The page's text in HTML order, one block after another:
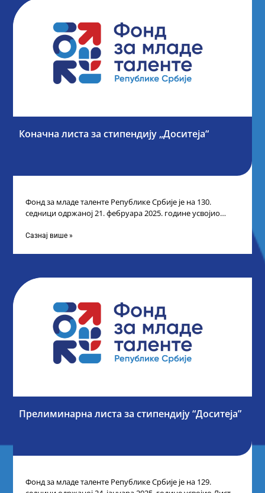
Коначна листа за стипендију „Доситеја“
Фонд за младе таленте Републике Србије је на 130.
седници одржаној 21. фебруара 2025. године усвојио
Сазнај више »
Прелиминарна листа за стипендију “Доситеја”
Фонд за младе таленте Републике Србије је на 129.